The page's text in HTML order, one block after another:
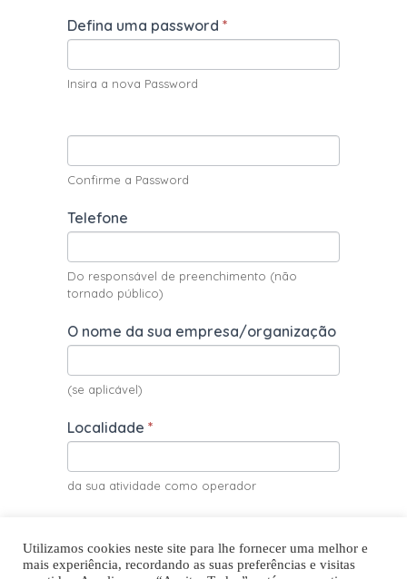
Defina uma password *
Insira a nova Password
Confirme a Password
Telefone
Do responsável de preenchimento (não
tornado público)
O nome da sua empresa/organização
(se aplicável)
Localidade *
da sua atividade como operador
Utilizamos cookies neste site para lhe fornecer uma melhor e
mais experiência, recordando as suas preferências e visitas